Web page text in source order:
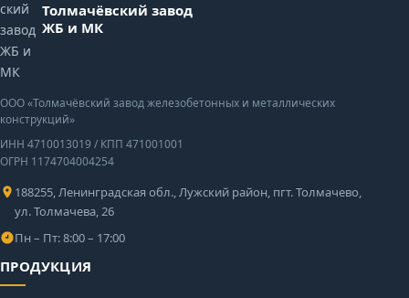
Толмачёвский завод
ЖБ и МК
ООО «Толмачёвский завод железобетонных и металлических
конструкций»
ИНН 4710013019 / КПП 471001001
ОГРН 1174704004254
188255, Ленинградская обл., Лужский район, пгт. Толмачево,
ул. Толмачева, 26
Пн – Пт: 8:00 – 17:00
ПРОДУКЦИЯ